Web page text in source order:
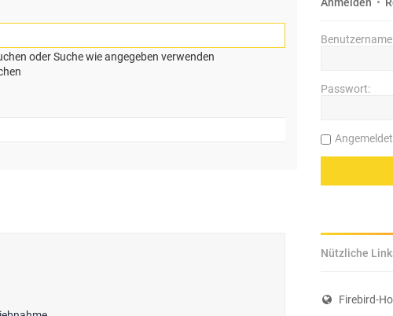
oder Suche wie angegeben verwenden
Passwort:
Nützliche
Firebird-